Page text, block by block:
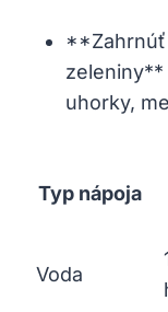
**Zahrnúť
zeleniny**
uhorky,
Typ nápoja
Voda